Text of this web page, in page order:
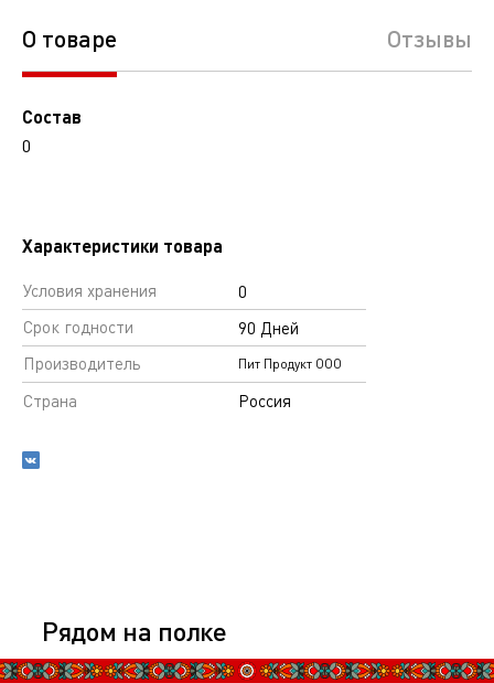
О товаре Отзывы
Состав
0
Характеристики товара
Условия хранения
0
Срок годности
90 Дней
Производитель
Пит Продукт ООО
Страна Россия
Рядом на полке